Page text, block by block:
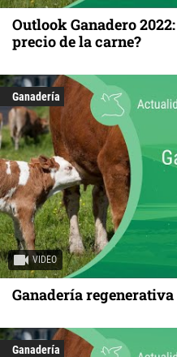
Outlook Ganadero
precio de la carne?
VIDEO
Ganadería
Ganadería
Ganadería